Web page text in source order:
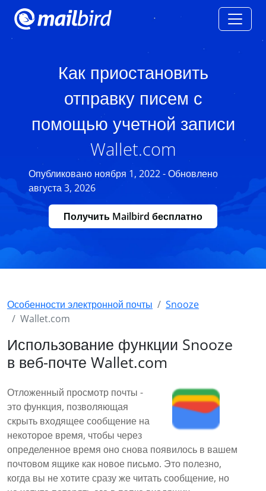
Как приостановить
отправку писем с
помощью учетной записи
Wallet.com
Опубликовано ноября 1, 2022 - Обновлено
августа 3, 2026
Получить Mailbird бесплатно
Особенности электронной почты
Snooze
Wallet.com
Использование функции Snooze
в веб-почте Wallet.com
Отложенный просмотр почты -
это функция, позволяющая
скрыть входящее сообщение на
некоторое время, чтобы через
определенное время оно снова появилось в вашем
почтовом ящике как новое письмо. Это полезно,
когда вы не хотите сразу же читать сообщение, но